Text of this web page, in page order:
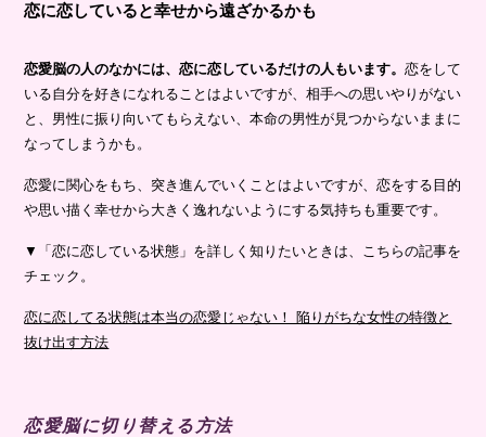
恋に恋していると幸せから遠ざかるかも
恋愛脳の人のなかには、恋に恋しているだけの人もいます。恋をして
いる自分を好きになれることはよいですが、相手への思いやりがない
と、男性に振り向いてもらえない、本命の男性が見つからないままに
なってしまうかも。
恋愛に関心をもち、突き進んでいくことはよいですが、恋をする目的
や思い描く幸せから大きく逸れないようにする気持ちも重要です。
▼「恋に恋している状態」を詳しく知りたいときは、こちらの記事を
チェック。
恋に恋してる状態は本当の恋愛じゃない！ 陥りがちな女性の特徴と
抜け出す方法
恋愛脳に切り替える方法